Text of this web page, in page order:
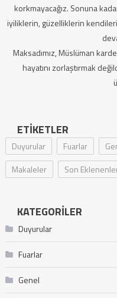
korkmayacağız. Sonuna
iyiliklerin, güzelliklerin
Maksadımız, Müslüman
hayatını zorlaştırmak
ETIKETLER
Duyurular Fuarlar
Makaleler
Son
KATEGORILER
Duyurular
Fuarlar
Genel